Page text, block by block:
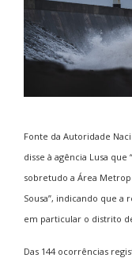
Fonte da Autoridade
disse à agência Lusa
sobretudo a Área
Sousa”, indicando que
em particular o distrito
Das 144 ocorrências